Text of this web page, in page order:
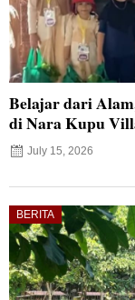
Belajar dari
di Nara Kupu
July 15, 2026
BERITA